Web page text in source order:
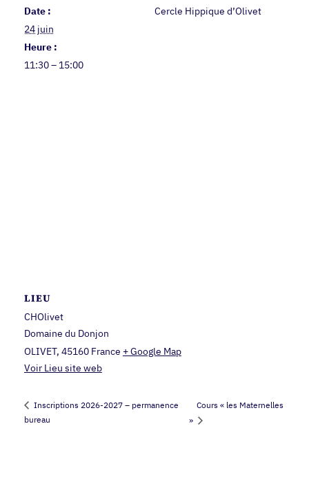
Date :
24 juin
Heure :
11:30 – 15:00
Cercle Hippique d’Olivet
LIEU
CHOlivet
Domaine du Donjon
OLIVET, 45160 France + Google Map
Voir Lieu site web
Inscriptions 2026-2027 – permanence
bureau
Cours « les Maternelles
»